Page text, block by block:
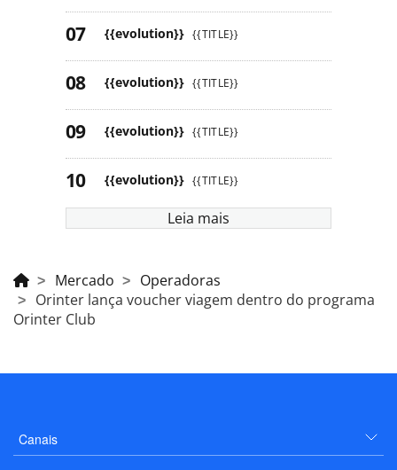
{{evolution}} {{TITLE}}
{{evolution}} {{TITLE}}
{{evolution}} {{TITLE}}
{{evolution}} {{TITLE}}
Leia mais
Mercado
Operadoras
Orinter lança voucher viagem dentro do programa
Orinter Club
Canais